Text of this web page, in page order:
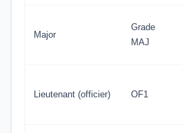
Major
Grade
MAJ
Lieutenant (officier) OF1